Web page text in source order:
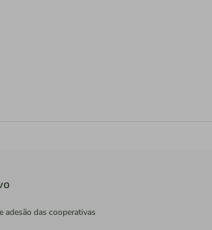
das cooperativas